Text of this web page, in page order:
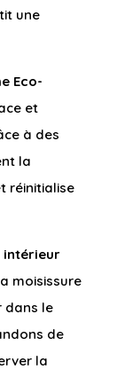
une
Eco-
et
à des
la
réinitialise
intérieur
moisissure
dans le
de
la